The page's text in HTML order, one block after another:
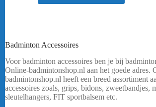
Badminton Accessoires
Voor badminton accessoires ben je bij
Online-badmintonshop.nl aan het goede adres.
badmintonshop.nl heeft een breed assortiment
accessoires zoals, grips, bidons, zweetbandjes,
sleutelhangers, FIT sportbalsem etc.